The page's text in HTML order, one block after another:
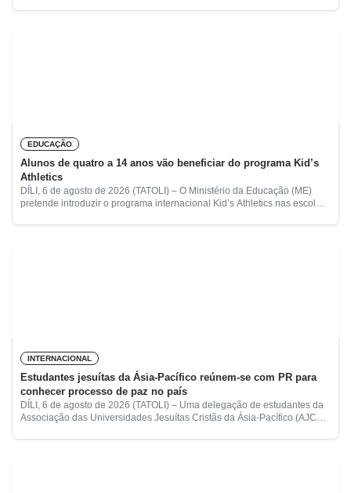
EDUCAÇÃO
Alunos de quatro a 14 anos vão beneficiar do programa Kid’s
Athletics
DÍLI, 6 de agosto de 2026 (TATOLI) – O Ministério da Educação (ME)
pretende introduzir o programa internacional Kid’s Athletics nas escolas
INTERNACIONAL
Estudantes jesuítas da Ásia-Pacífico reúnem-se com PR para
conhecer processo de paz no país
DÍLI, 6 de agosto de 2026 (TATOLI) – Uma delegação de estudantes da
Associação das Universidades Jesuítas Cristãs da Ásia-Pacífico (AJCU-